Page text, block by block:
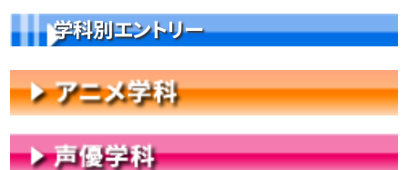
学科別エントリー